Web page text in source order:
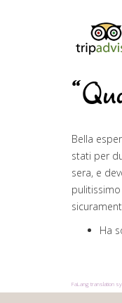
Bella
stati per
sera, e
Ha
FaLang translation